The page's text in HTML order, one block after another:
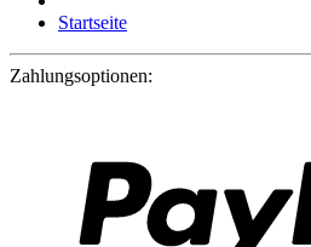
Startseite
Zahlungsoptionen: